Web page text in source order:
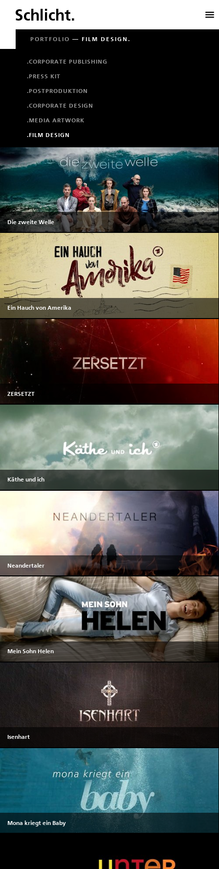
PORTFOLIO — FILM DESIGN.
.CORPORATE PUBLISHING
.PRESS KIT
.POSTPRODUKTION
.CORPORATE DESIGN
.MEDIA ARTWORK
.FILM DESIGN
Die zweite Welle
Ein Hauch von Amerika
ZERSETZT
Käthe und ich
Neandertaler
Mein Sohn Helen
Isenhart
Mona kriegt ein Baby